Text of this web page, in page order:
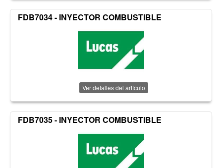
FDB7034 - INYECTOR COMBUSTIBLE
Ver detalles del artículo
FDB7035 - INYECTOR COMBUSTIBLE